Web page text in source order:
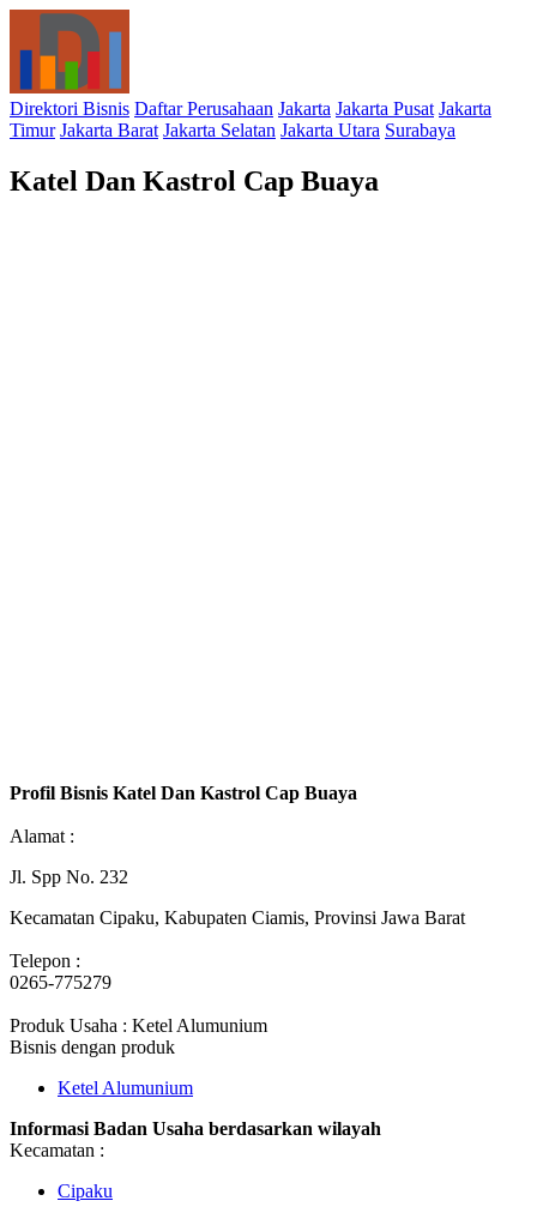
Direktori Bisnis Daftar Perusahaan Jakarta Jakarta Pusat Jakarta
Timur Jakarta Barat Jakarta Selatan Jakarta Utara Surabaya
Katel Dan Kastrol Cap Buaya
Profil Bisnis Katel Dan Kastrol Cap Buaya
Alamat :
Jl. Spp No. 232
Kecamatan Cipaku, Kabupaten Ciamis, Provinsi Jawa Barat
Telepon :
0265-775279
Produk Usaha : Ketel Alumunium
Bisnis dengan produk
Ketel Alumunium
Informasi Badan Usaha berdasarkan wilayah
Kecamatan :
Cipaku